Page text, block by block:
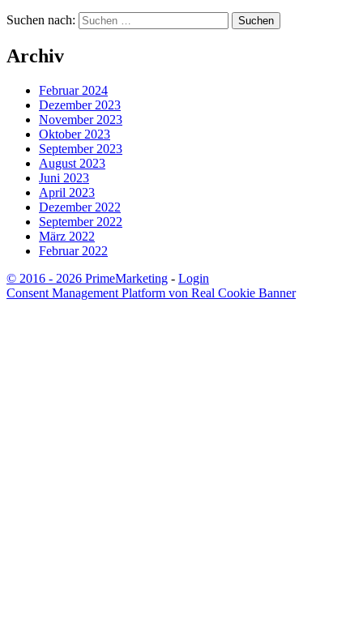
Suchen nach:
Archiv
Februar 2024
Dezember 2023
November 2023
Oktober 2023
September 2023
August 2023
Juni 2023
April 2023
Dezember 2022
September 2022
März 2022
Februar 2022
© 2016 - 2026 PrimeMarketing - Login
Consent Management Platform von Real Cookie Banner